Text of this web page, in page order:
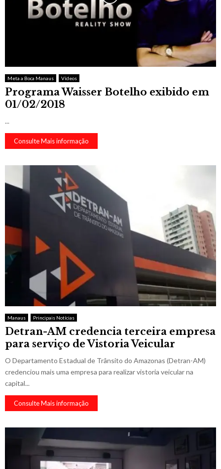
Meta a Boca Manaus Vídeos
Programa Waisser Botelho exibido em
01/02/2018
...
Consulte Mais informação
Manaus Principais Notícias
Detran-AM credencia terceira empresa
para serviço de Vistoria Veicular
O Departamento Estadual de Trânsito do Amazonas (Detran-AM)
credenciou mais uma empresa para realizar vistoria veicular na
capital...
Consulte Mais informação